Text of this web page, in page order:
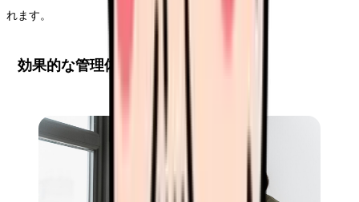
れます。
効果的な管理体制の構築